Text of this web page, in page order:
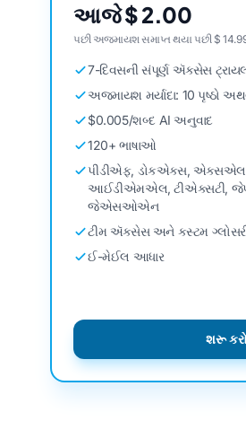
આજે $ 2.00
પછી અજમાયશ સમાપ્ત થયા પછી $
7-દિવસની સંપૂર્ણ ઍક્સેસ
અજમાયશ મર્યાદા: 10 પૃષ્ઠો
$0.005/શબ્દ AI અનુવાદ
120+ ભાષાઓ
પીડીએફ, ડોકએક્સ,
આઈડીએમએલ, ટીએક્સટી,
જેએસઓએન
ટીમ ઍક્સેસ અને કસ્ટમ
ઈ-મેઈલ આધાર
શરૂ